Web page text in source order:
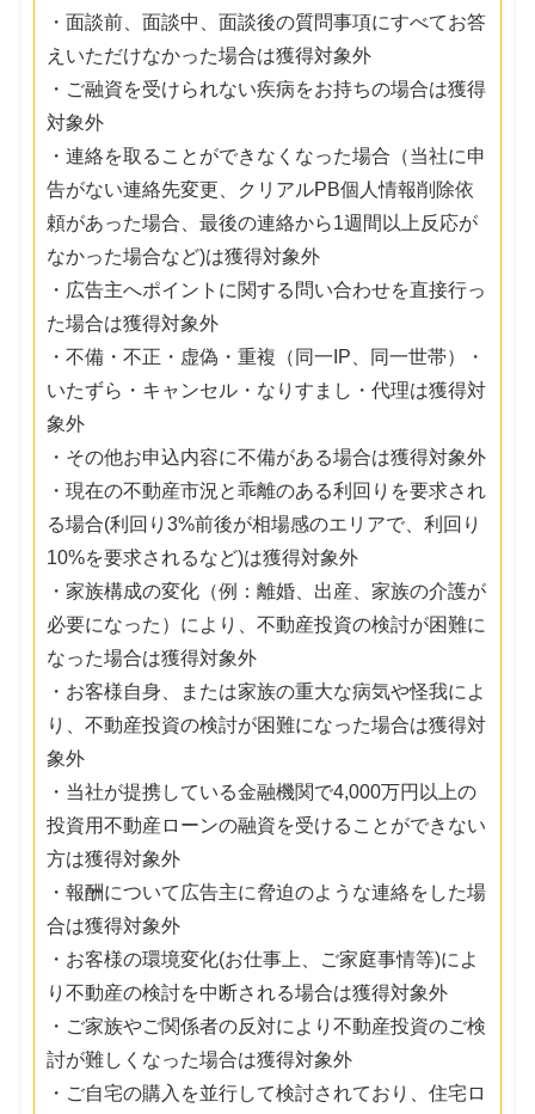
・面談前、面談中、面談後の質問事項にすべてお答
えいただけなかった場合は獲得対象外
・ご融資を受けられない疾病をお持ちの場合は獲得
対象外
・連絡を取ることができなくなった場合（当社に申
告がない連絡先変更、クリアルPB個人情報削除依
頼があった場合、最後の連絡から1週間以上反応が
なかった場合など)は獲得対象外
・広告主へポイントに関する問い合わせを直接行っ
た場合は獲得対象外
・不備・不正・虚偽・重複（同一IP、同一世帯）・
いたずら・キャンセル・なりすまし・代理は獲得対
象外
・その他お申込内容に不備がある場合は獲得対象外
・現在の不動産市況と乖離のある利回りを要求され
る場合(利回り3%前後が相場感のエリアで、利回り
10%を要求されるなど)は獲得対象外
・家族構成の変化（例：離婚、出産、家族の介護が
必要になった）により、不動産投資の検討が困難に
なった場合は獲得対象外
・お客様自身、または家族の重大な病気や怪我によ
り、不動産投資の検討が困難になった場合は獲得対
象外
・当社が提携している金融機関で4,000万円以上の
投資用不動産ローンの融資を受けることができない
方は獲得対象外
・報酬について広告主に脅迫のような連絡をした場
合は獲得対象外
・お客様の環境変化(お仕事上、ご家庭事情等)によ
り不動産の検討を中断される場合は獲得対象外
・ご家族やご関係者の反対により不動産投資のご検
討が難しくなった場合は獲得対象外
・ご自宅の購入を並行して検討されており、住宅ロ